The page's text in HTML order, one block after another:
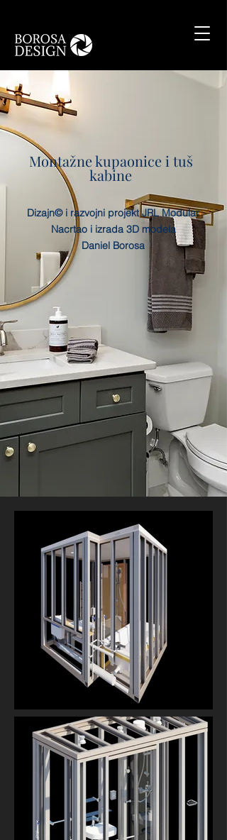
Montažne kupaonice i tuš
kabine
Dizajn© i razvojni projekt JRL Modular
Nacrtao i izrada 3D modela
Daniel Borosa